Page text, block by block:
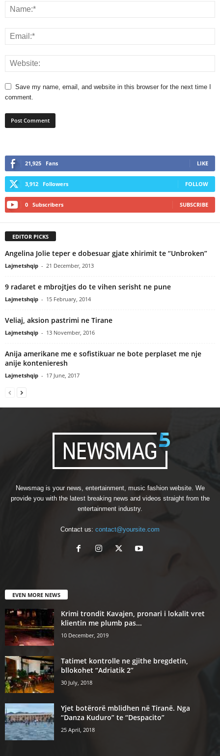
Save my name, email, and website in this browser for the next time I
comment.
21,925 Fans LIKE
3,912 Followers FOLLOW
0 Subscribers SUBSCRIBE
EDITOR PICKS
Angelina Jolie teper e dobesuar gjate xhirimit te “Unbroken”
Lajmetshqip - 21 December, 2013
9 radaret e mbrojtjes do te vihen serisht ne pune
Lajmetshqip - 15 February, 2014
Veliaj, aksion pastrimi ne Tirane
Lajmetshqip - 13 November, 2016
Anija amerikane me e sofistikuar ne bote perplaset me nje
anije kontenieresh
Lajmetshqip - 17 June, 2017
Newsmag is your news, entertainment, music fashion website. We
provide you with the latest breaking news and videos straight from the
entertainment industry.
Contact us: contact@yoursite.com
EVEN MORE NEWS
Krimi trondit Kavajen, pronari i lokalit vret
klientin me plumb pas...
10 December, 2019
Tatimet kontrolle ne gjithe bregdetin,
bllokohet “Adriatik 2”
30 July, 2018
Yjet botërorë mblidhen në Tiranë. Nga
“Danza Kuduro” te “Despacito”
25 April, 2018